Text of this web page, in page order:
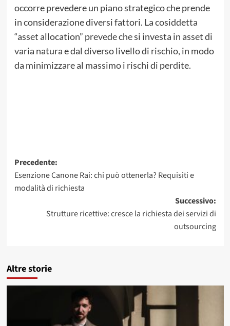
occorre prevedere un piano strategico che prende
in considerazione diversi fattori. La cosiddetta
“asset allocation” prevede che si investa in asset di
varia natura e dal diverso livello di rischio, in modo
da minimizzare al massimo i rischi di perdite.
Navigazione
articolo
Precedente:
Esenzione Canone Rai: chi può ottenerla? Requisiti e
modalità di richiesta
Successivo:
Strutture ricettive: cresce la richiesta dei servizi di
outsourcing
Altre storie